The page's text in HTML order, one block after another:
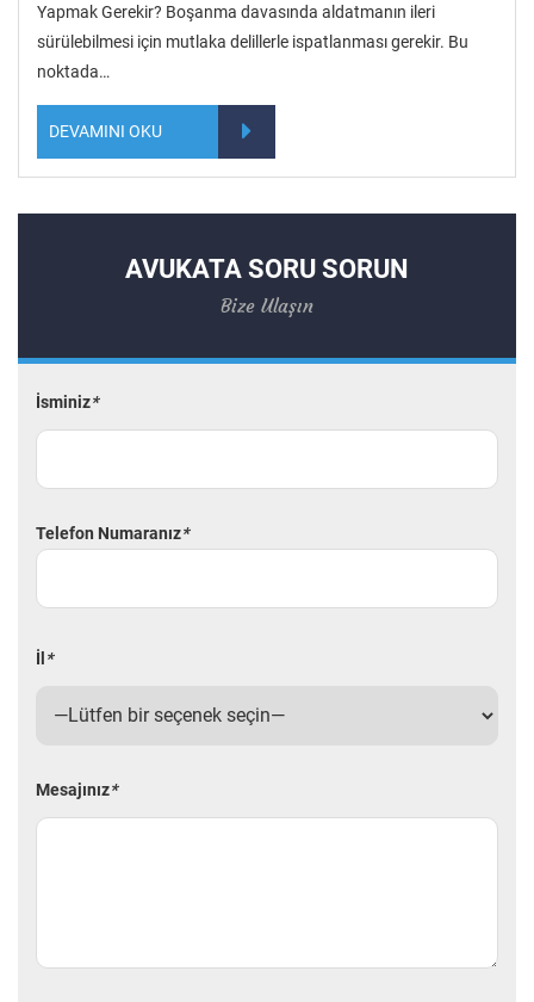
Yapmak Gerekir? Boşanma davasında aldatmanın ileri
sürülebilmesi için mutlaka delillerle ispatlanması gerekir. Bu
noktada…
DEVAMINI OKU
AVUKATA SORU SORUN
Bize Ulaşın
İsminiz*
Telefon Numaranız*
İl *
Mesajınız*